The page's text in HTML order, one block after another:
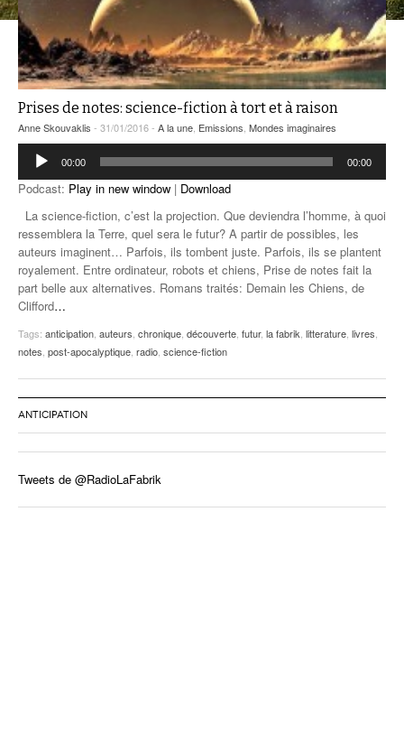
Prises de notes: science-fiction à tort et à raison
Anne Skouvaklis - 31/01/2016 - A la une, Emissions, Mondes imaginaires
Lecteur
audio
00:00 00:00
Podcast: Play in new window | Download
La science-fiction, c’est la projection. Que deviendra l’homme, à quoi
ressemblera la Terre, quel sera le futur? A partir de possibles, les
auteurs imaginent… Parfois, ils tombent juste. Parfois, ils se plantent
royalement. Entre ordinateur, robots et chiens, Prise de notes fait la
part belle aux alternatives. Romans traités: Demain les Chiens, de
Clifford…
Tags: anticipation, auteurs, chronique, découverte, futur, la fabrik, litterature, livres,
notes, post-apocalyptique, radio, science-fiction
ANTICIPATION
Tweets de @RadioLaFabrik